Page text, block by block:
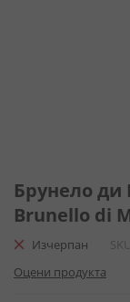
към
началото
на
галерия
снимки
Брунело
Brunello di
Изчерпан SKU
Оцени продукта